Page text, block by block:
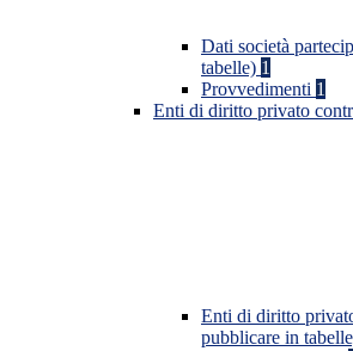
Dati società
tabelle) 1
Provvedimenti 1
Enti di diritto privato
Enti di diritto
pubblicare in